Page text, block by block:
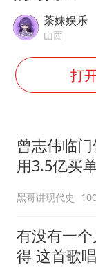
茶妹娱乐
山西
打
曾志伟临
用3.5亿买
黑哥讲现代史
有没有一个人 想忘却
得 这首